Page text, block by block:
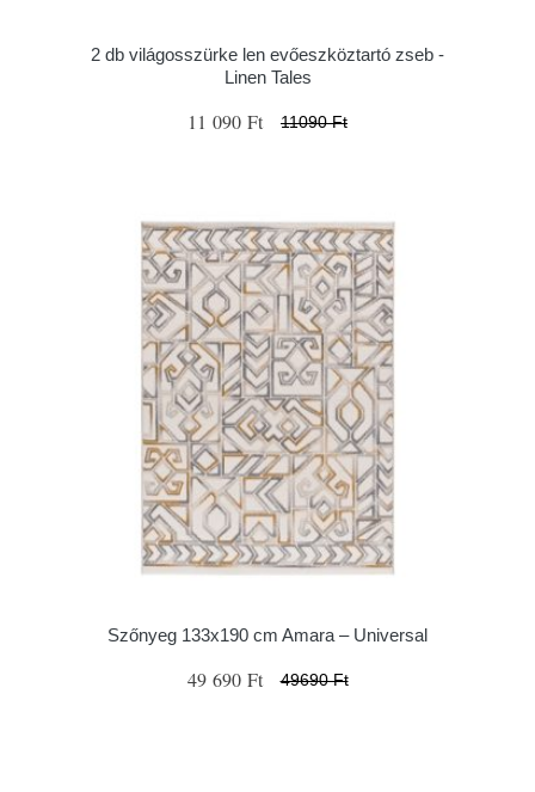
2 db világosszürke len evőeszköztartó zseb -
Linen Tales
11 090 Ft 11090 Ft
Szőnyeg 133x190 cm Amara – Universal
49 690 Ft 49690 Ft